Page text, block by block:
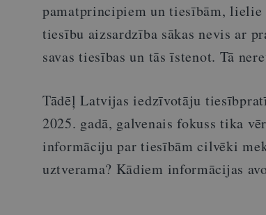
pamatprincipiem un tiesībām,
tiesību aizsardzība sākas nevis ar
savas tiesības un tās īstenot. Tā
Tādēļ Latvijas iedzīvotāju
2025. gadā, galvenais fokuss tika
informāciju par tiesībām cilvēki
uztverama? Kādiem informācijas